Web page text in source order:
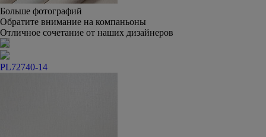
Больше фотографий
Обратите внимание на компаньоны
Отличное сочетание от наших дизайнеров
PL72740-14